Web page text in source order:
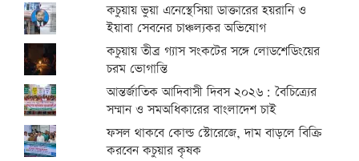
কচুয়ায় ভুয়া এনেস্থেসিয়া ডাক্তারের হয়রানি ও
ইয়াবা সেবনের চাঞ্চল্যকর অভিযোগ
কচুয়ায় তীব্র গ্যাস সংকটের সঙ্গে লোডশেডিংয়ের
চরম ভোগান্তি
আন্তর্জাতিক আদিবাসী দিবস ২০২৬: বৈচিত্র্যের
সম্মান ও সমঅধিকারের বাংলাদেশ চাই
ফসল থাকবে কোল্ড স্টোরেজে, দাম বাড়লে বিক্রি
করবেন কচুয়ার কৃষক